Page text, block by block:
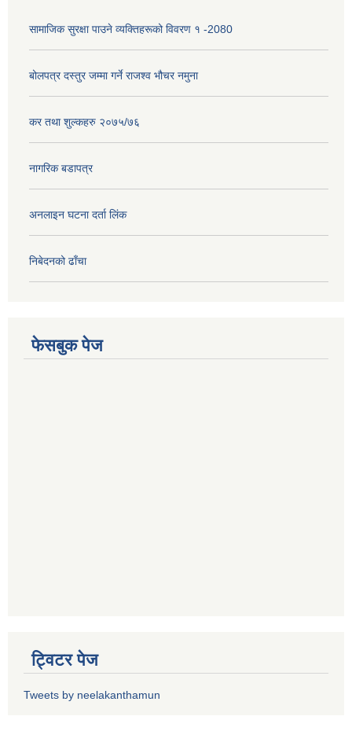
सामाजिक सुरक्षा पाउने व्यक्तिहरूको विवरण १ -2080
बोलपत्र दस्तुर जम्मा गर्ने राजश्व भौचर नमुना
कर तथा शुल्कहरु २०७५/७६
नागरिक बडापत्र
अनलाइन घटना दर्ता लिंक
निबेदनको ढाँचा
फेसबुक पेज
ट्विटर पेज
Tweets by neelakanthamun